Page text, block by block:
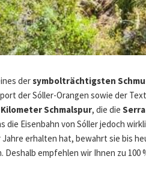
dersymbolträchtigsten
der Sóller-Orangen sowie der
Kilometer Schmalspur, die die
die Eisenbahn von Sóller jedoch
erhalten hat, bewahrt sie bis
empfehlen wir Ihnen zu